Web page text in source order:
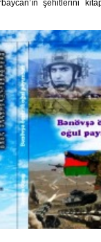
şehitlerini